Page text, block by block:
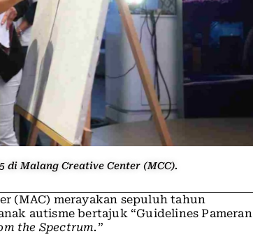
di Malang Creative Center (MCC).
(MAC) merayakan sepuluh tahun
autisme bertajuk “Guidelines Pameran
the Spectrum.”